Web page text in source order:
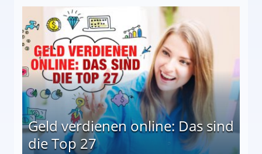
Geld verdienen online: Das sind
die Top 27